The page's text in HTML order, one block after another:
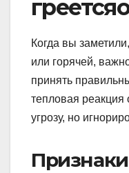
Когда вы
или горячей,
принять
тепловая
угрозу, но